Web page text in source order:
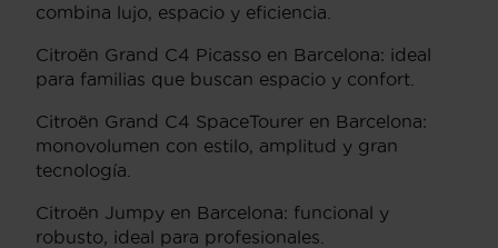
combina lujo, espacio y eficiencia.
Citroën Grand C4 Picasso en Barcelona: ideal
para familias que buscan espacio y confort.
Citroën Grand C4 SpaceTourer en Barcelona:
monovolumen con estilo, amplitud y gran
tecnología.
Citroën Jumpy en Barcelona: funcional y
robusto, ideal para profesionales.